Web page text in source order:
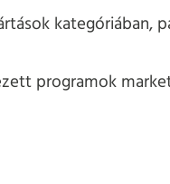
kategóriában,
programok